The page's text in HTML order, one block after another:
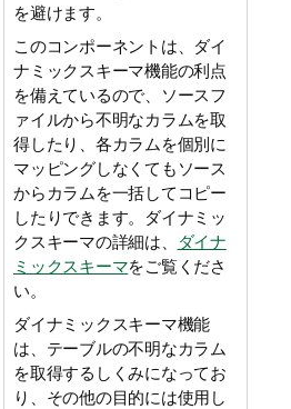
を避けます。
このコンポーネントは、ダイ
ナミックスキーマ機能の利点
を備えているので、ソースフ
ァイルから不明なカラムを取
得したり、各カラムを個別に
マッピングしなくてもソース
からカラムを一括してコピー
したりできます。ダイナミッ
クスキーマの詳細は、
ダイナ
ミックスキーマをご覧くださ
い。
ダイナミックスキーマ機能
は、テーブルの不明なカラム
を取得するしくみになってお
り、その他の目的には使用し